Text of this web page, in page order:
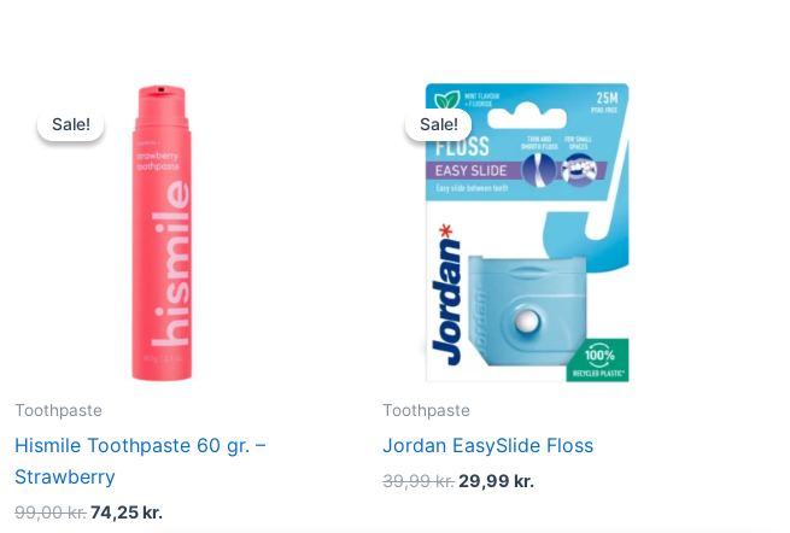
Sale!
Sale!
Toothpaste
Hismile Toothpaste 60 gr. –
Strawberry
99,00kr.
Original
was:
99,00 kr..
74,25kr.
Current
price
74,25 kr..
Sale!
Sale!
Toothpaste
Jordan EasySlide Floss
39,99kr.
Original
price
was:
39,99 kr..
29,99kr.
Current
price
is:
29,99 kr..